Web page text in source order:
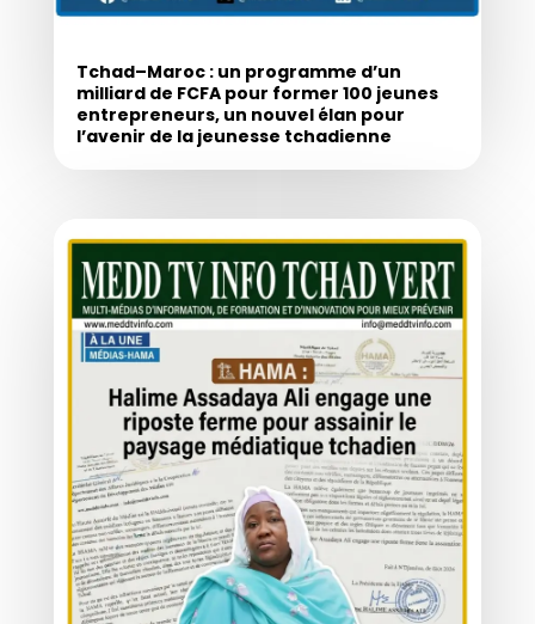
Tchad–Maroc : un programme d’un
milliard de FCFA pour former 100 jeunes
entrepreneurs, un nouvel élan pour
l’avenir de la jeunesse tchadienne